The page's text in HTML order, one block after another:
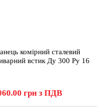
комірний сталевий
встик Ду 300 Ру 16
грн з ПДВ